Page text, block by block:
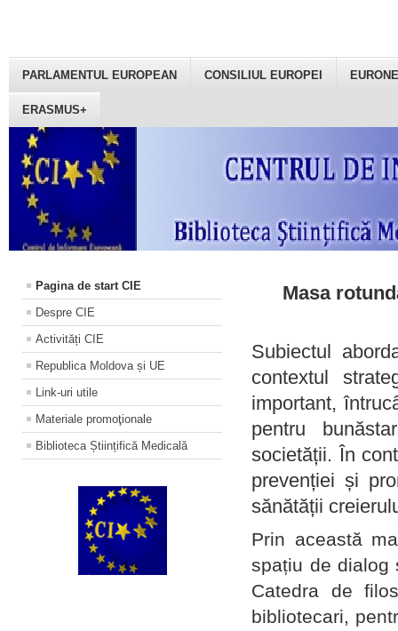
PARLAMENTUL EUROPEAN CONSILIUL EUROPEI
ERASMUS+
Pagina de start CIE
Despre CIE
Activități CIE
Republica Moldova și UE
Link-uri utile
Materiale promoţionale
Biblioteca Științifică Medicală
Masa
Subiectul
contextul
important,
pentru
societății. În
prevenției și
sănătății
Prin această
spațiu de dialog
Catedra de
bibliotecari,